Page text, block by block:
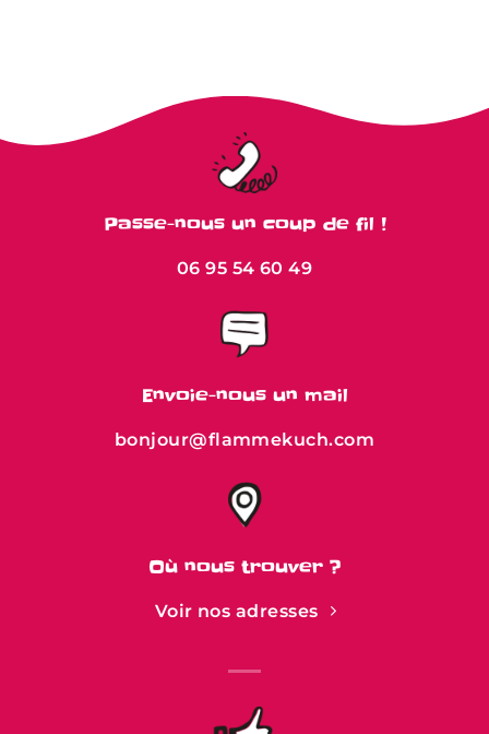
Passe-nous un coup de fil !
06 95 54 60 49
Envoie-nous un mail
bonjour@flammekuch.com
Où nous trouver ?
Voir nos adresses